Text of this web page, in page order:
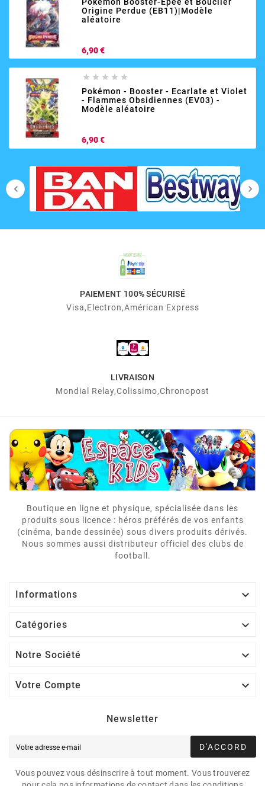
Origine Perdue (EB11)|Modèle
aléatoire
6,90 €Prix
    
Pokémon - Booster - Ecarlate et Violet
- Flammes Obsidiennes (EV03) -
Modèle aléatoire
6,90 €Prix
 
PAIEMENT 100% SÉCURISÉ
Visa,electron,Américan Express
LIVRAISON
Mondial Relay,Colissimo,Chronopost
Boutique en ligne et physique, spécialisée dans les
produits sous licence : héros préférés de vos enfants
(cinéma, bande dessinée) sous divers produits dérivés.
Nous sommes aussi distributeur officiel des clubs de
football.
Informations 
Catégories 
Notre Société 
Votre Compte 
Newsletter
D'ACCORD
Vous pouvez vous désinscrire à tout moment. Vous trouverez